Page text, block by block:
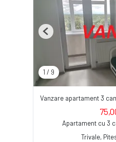
1 / 9
Previous
Vanzare apartament 3
Apartament cu 3
Trivale,